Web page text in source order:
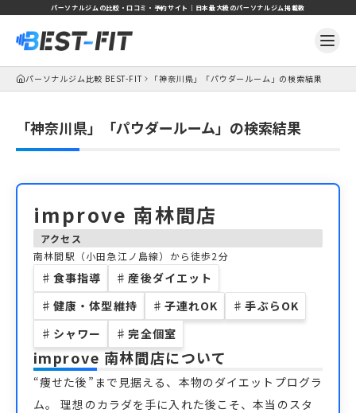
パーソナルジムの比較・口コミ・予約サイト｜日本最大級のパーソナルジム掲載数
パーソナルジム比較 BEST-FIT 「神奈川県」「パウダールーム」の検索結果
「神奈川県」「パウダールーム」の検索結果
improve 南林間店
アクセス
南林間駅（小田急江ノ島線）から徒歩2分
♯ 食事指導 ♯ 産後ダイエット
♯ 健康・体型維持 ♯ 子連れOK ♯ 手ぶらOK
♯ シャワー ♯ 完全個室
improve 南林間店について
“痩せた後”まで見据える、本物のダイエットプログラ
ム。 理想のカラダを手に入れた後こそ、本当のスタ